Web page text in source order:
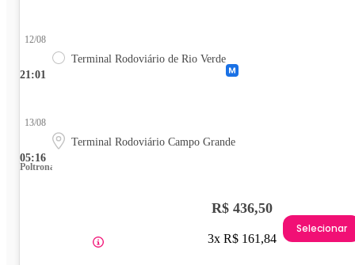
21:01
12/08
Terminal Rodoviário de Rio Verde
05:16
13/08
Terminal Rodoviário Campo Grande
Poltrona
R$ 436,50
3x R$ 161,84
Selecionar